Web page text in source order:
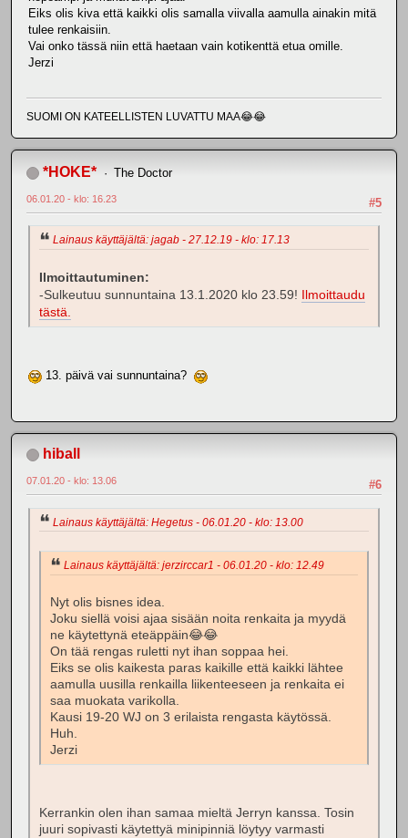
Eiks olis kiva että kaikki olis samalla viivalla aamulla ainakin mitä
tulee renkaisiin.
Vai onko tässä niin että haetaan vain kotikenttä etua omille.
Jerzi
SUOMI ON KATEELLISTEN LUVATTU MAA😂😂
*HOKE* The Doctor
#5
06.01.20 - klo: 16.23
Lainaus käyttäjältä: jagab - 27.12.19 - klo: 17.13
Ilmoittautuminen:
-Sulkeutuu sunnuntaina 13.1.2020 klo 23.59!
Ilmoittaudu
tästä.
13. päivä vai sunnuntaina?
hiball
#6
07.01.20 - klo: 13.06
Lainaus käyttäjältä: Hegetus - 06.01.20 - klo: 13.00
Lainaus käyttäjältä: jerzirccar1 - 06.01.20 - klo: 12.49
Nyt olis bisnes idea.
Joku siellä voisi ajaa sisään noita renkaita ja myydä
ne käytettynä eteäppäin😂😂
On tää rengas ruletti nyt ihan soppaa hei.
Eiks se olis kaikesta paras kaikille että kaikki lähtee
aamulla uusilla renkailla liikenteeseen ja renkaita ei
saa muokata varikolla.
Kausi 19-20 WJ on 3 erilaista rengasta käytössä.
Huh.
Jerzi
Kerrankin olen ihan samaa mieltä Jerryn kanssa. Tosin
juuri sopivasti käytettyä minipinniä löytyy varmasti